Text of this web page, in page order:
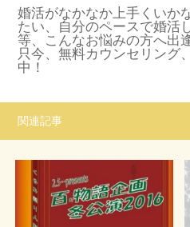
婚活がなかなか上手くいか
たい、自分のペースで婚活
等、こんなお悩みの方へ出
只今、無料カウンセリング
中！
関連記事